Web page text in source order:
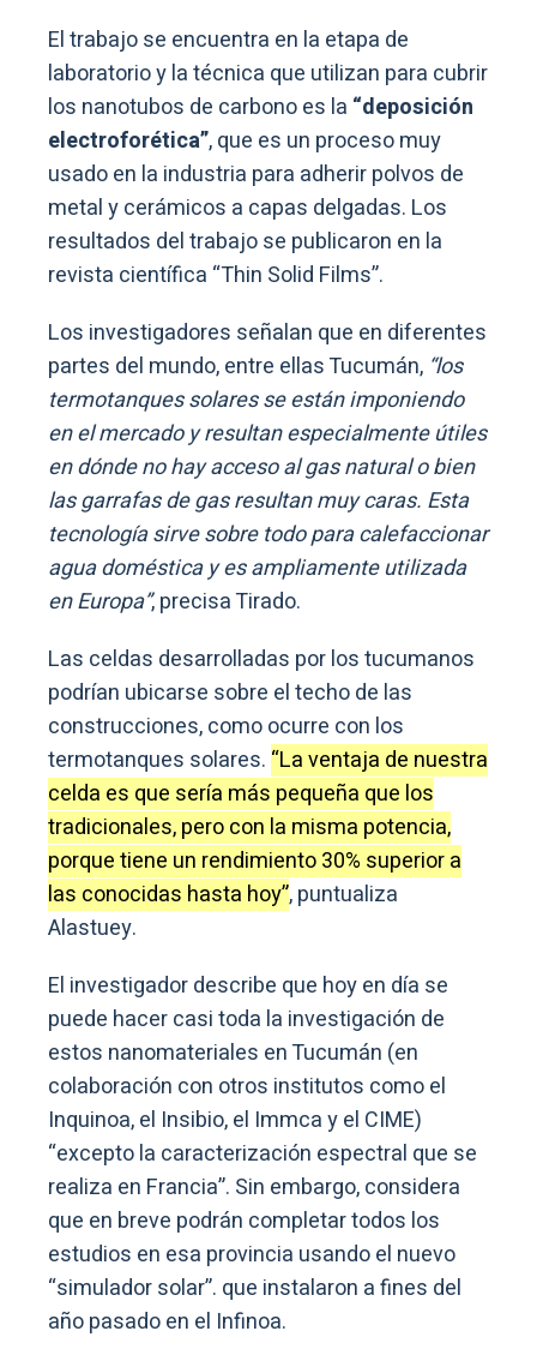
El trabajo se encuentra en la etapa de
laboratorio y la técnica que utilizan para cubrir
los nanotubos de carbono es la “deposición
electroforética”, que es un proceso muy
usado en la industria para adherir polvos de
metal y cerámicos a capas delgadas. Los
resultados del trabajo se publicaron en la
revista científica “Thin Solid Films”.
Los investigadores señalan que en diferentes
partes del mundo, entre ellas Tucumán, “los
termotanques solares se están imponiendo
en el mercado y resultan especialmente útiles
en dónde no hay acceso al gas natural o bien
las garrafas de gas resultan muy caras. Esta
tecnología sirve sobre todo para calefaccionar
agua doméstica y es ampliamente utilizada
en Europa”, precisa Tirado.
Las celdas desarrolladas por los tucumanos
podrían ubicarse sobre el techo de las
construcciones, como ocurre con los
termotanques solares. “La ventaja de nuestra
celda es que sería más pequeña que los
tradicionales, pero con la misma potencia,
porque tiene un rendimiento 30% superior a
las conocidas hasta hoy”, puntualiza
Alastuey.
El investigador describe que hoy en día se
puede hacer casi toda la investigación de
estos nanomateriales en Tucumán (en
colaboración con otros institutos como el
Inquinoa, el Insibio, el Immca y el CIME)
“excepto la caracterización espectral que se
realiza en Francia”. Sin embargo, considera
que en breve podrán completar todos los
estudios en esa provincia usando el nuevo
“simulador solar”. que instalaron a fines del
año pasado en el Infinoa.